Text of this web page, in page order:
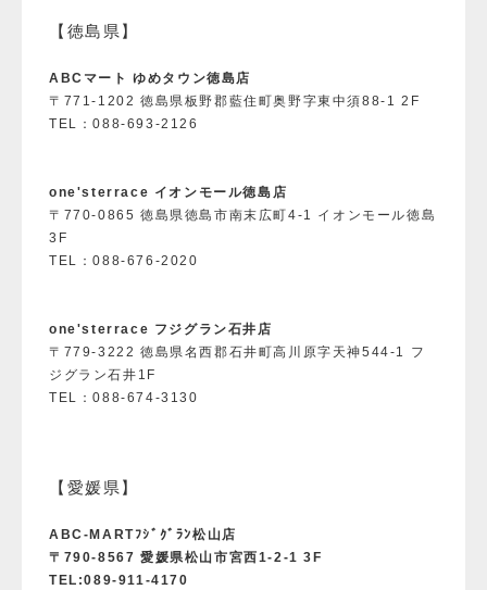
【徳島県】
ABCマート ゆめタウン徳島店
〒771-1202 徳島県板野郡藍住町奥野字東中須88-1 2F
TEL：088-693-2126
one'sterrace イオンモール徳島店
〒770-0865 徳島県徳島市南末広町4-1 イオンモール徳島
3F
TEL：088-676-2020
one'sterrace フジグラン石井店
〒779-3222 徳島県名西郡石井町高川原字天神544-1 フ
ジグラン石井1F
TEL：088-674-3130
【愛媛県】
ABC-MARTﾌｼﾞｸﾞﾗﾝ松山店
〒790-8567 愛媛県松山市宮西1-2-1 3F
TEL:089-911-4170